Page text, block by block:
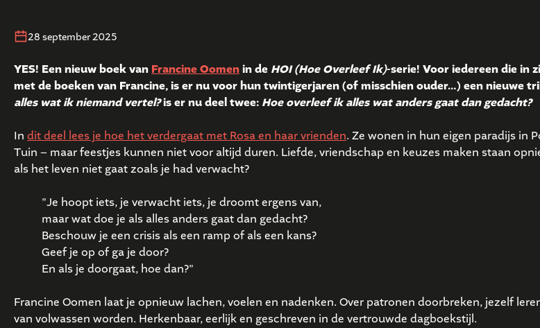
28 september 2025
YES! Een nieuw boek van Francine Oomenin de HOI (Hoe Overleef Ik)-serie! Voor iedereen die in
met de boeken van Francine, is er nu voor hun twintigerjaren (of misschien ouder…) een nieuwe
alles wat ik niemand vertel?is er nu deel twee: Hoe overleef ik alles wat anders gaat dan gedacht?
In dit deel lees je hoe het verdergaat met Rosa en haar vrienden. Ze wonen in hun eigen paradijs in
Tuin – maar feestjes kunnen niet voor altijd duren. Liefde, vriendschap en keuzes maken staan
als het leven niet gaat zoals je had verwacht?
"Je hoopt iets, je verwacht iets, je droomt ergens van,
maar wat doe je als alles anders gaat dan gedacht?
Beschouw je een crisis als een ramp of als een kans?
Geef je op of ga je door?
En als je doorgaat, hoe dan?"
Francine Oomen laat je opnieuw lachen, voelen en nadenken. Over patronen doorbreken, jezelf
van volwassen worden. Herkenbaar, eerlijk en geschreven in de vertrouwde dagboekstijl.